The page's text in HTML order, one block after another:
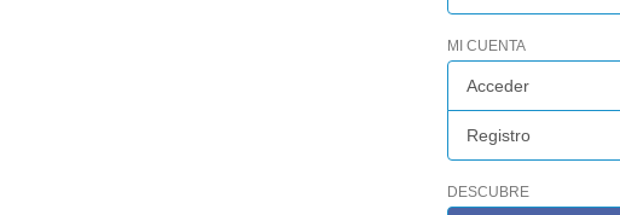
MI CUENTA
Acceder
Registro
DESCUBRE